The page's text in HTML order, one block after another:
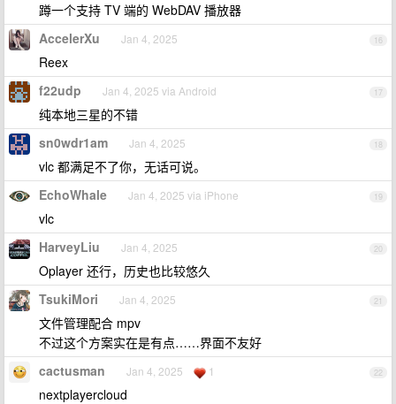
蹲一个支持 TV 端的 WebDAV 播放器
16
AccelerXu Jan 4, 2025
Reex
17
f22udp Jan 4, 2025 via Android
纯本地三星的不错
18
sn0wdr1am Jan 4, 2025
vlc 都满足不了你，无话可说。
19
EchoWhale Jan 4, 2025 via iPhone
vlc
20
HarveyLiu Jan 4, 2025
Oplayer 还行，历史也比较悠久
21
TsukiMori Jan 4, 2025
文件管理配合 mpv
不过这个方案实在是有点……界面不友好
22
cactusman Jan 4, 2025 1
nextplayercloud